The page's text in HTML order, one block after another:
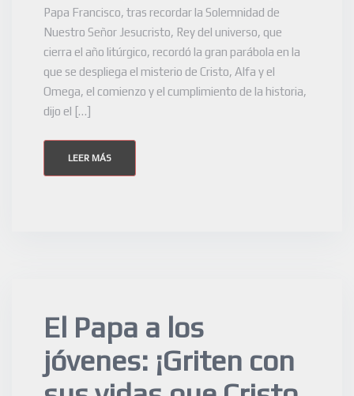
Papa Francisco, tras recordar la Solemnidad de
Nuestro Señor Jesucristo, Rey del universo, que
cierra el año litúrgico, recordó la gran parábola en la
que se despliega el misterio de Cristo, Alfa y el
Omega, el comienzo y el cumplimiento de la historia,
dijo el […]
LEER MÁS
El Papa a los
jóvenes: ¡Griten con